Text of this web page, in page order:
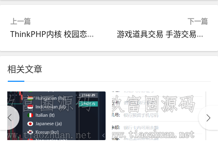
上一篇
ThinkPHP内核 校园恋爱微信表白墙源码
下一篇
游戏道具交易 手游交易平台网站源码
相关文章